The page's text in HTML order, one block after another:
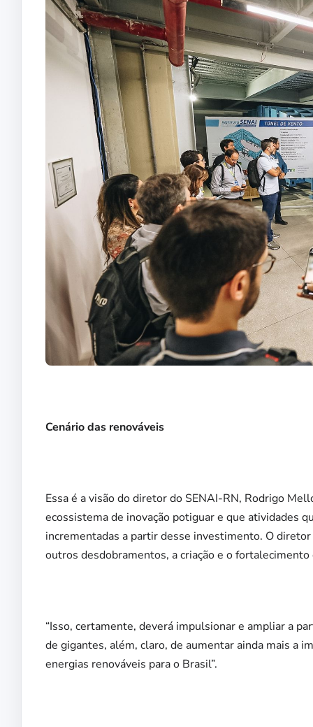
Cenário das renováveis
Essa é a visão do diretor do SENAI-RN, Rodrigo
ecossistema de inovação potiguar e que atividades
incrementadas a partir desse investimento. O
outros desdobramentos, a criação e o
“Isso, certamente, deverá impulsionar e ampliar a
de gigantes, além, claro, de aumentar ainda mais a
energias renováveis para o Brasil”.